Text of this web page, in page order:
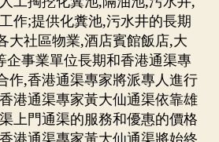
作;提供化糞池,污水井的長期
大社區物業,酒店賓館飯店,大
企事業單位長期和香港通渠專
作,香港通渠專家將派專人進行
港通渠專家黃大仙通渠依靠雄
上門通渠的服務和優惠的價格